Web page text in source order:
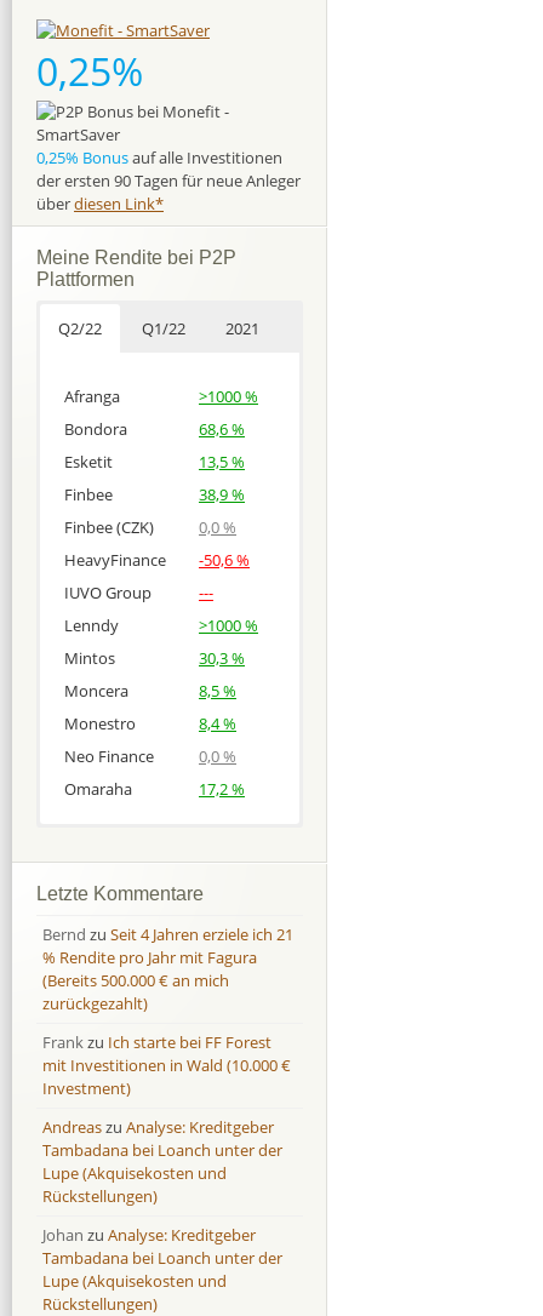
0,25%
0,25% Bonusauf alle Investitionen
der ersten 90 Tagen für neue Anleger
überdiesen Link*
Meine Rendite bei P2P
Plattformen
Q2/22 Q1/22 2021
Afranga
>1000 %
Bondora
68,6 %
Esketit
13,5 %
Finbee
38,9 %
Finbee (CZK)
0,0 %
HeavyFinance
-50,6 %
IUVO Group
---
Lenndy
>1000 %
Mintos
30,3 %
Moncera
8,5 %
Monestro
8,4 %
Neo Finance
0,0 %
Omaraha
17,2 %
Bondora
Finbee
43,2%
Finbee (CZK)
0,0 %
HeavyFinance
IUVO Group
-32,2 %
Lenndy
-314,6 %
Moncera
8,0 %
Monestro
9,1 %
Neo Finance
Omaraha
16,4 %
Bondora
Finbee
35,2%
Finbee (CZK)
0,0 %
HeavyFinance
IUVO Group
-55,0 %
Lenndy
146,5 %
Moncera
11,1 %
Monestro
>1000%
Neo Finance
Omaraha
18,0 %
Letzte Kommentare
Bernd zu Seit 4 Jahren erziele ich 21
% Rendite pro Jahr mit Fagura
(Bereits 500.000 € an mich
zurückgezahlt)
Frankzu Ich starte bei FF Forest
mit Investitionen in Wald (10.000 €
Investment)
Andreaszu Analyse: Kreditgeber
Tambadana bei Loanch unter der
Lupe (Akquisekosten und
Rückstellungen)
Johan zu Analyse: Kreditgeber
Tambadana bei Loanch unter der
Lupe (Akquisekosten und
Rückstellungen)